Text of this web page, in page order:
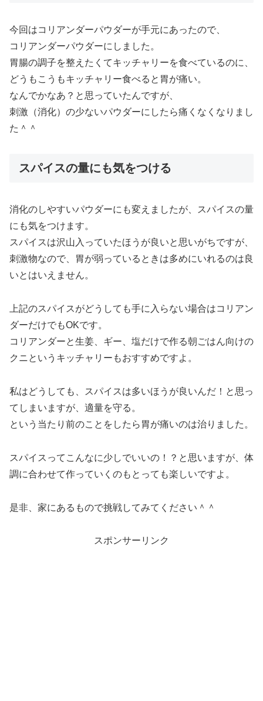
今回はコリアンダーパウダーが手元にあったので、
コリアンダーパウダーにしました。
胃腸の調子を整えたくてキッチャリーを食べているのに、
どうもこうもキッチャリー食べると胃が痛い。
なんでかなあ？と思っていたんですが、
刺激（消化）の少ないパウダーにしたら痛くなくなりまし
た＾＾
スパイスの量にも気をつける
消化のしやすいパウダーにも変えましたが、スパイスの量
にも気をつけます。
スパイスは沢山入っていたほうが良いと思いがちですが、
刺激物なので、胃が弱っているときは多めにいれるのは良
いとはいえません。
上記のスパイスがどうしても手に入らない場合はコリアン
ダーだけでもOKです。
コリアンダーと生姜、ギー、塩だけで作る朝ごはん向けの
クニというキッチャリーもおすすめですよ。
私はどうしても、スパイスは多いほうが良いんだ！と思っ
てしまいますが、適量を守る。
という当たり前のことをしたら胃が痛いのは治りました。
スパイスってこんなに少しでいいの！？と思いますが、体
調に合わせて作っていくのもとっても楽しいですよ。
是非、家にあるもので挑戦してみてください＾＾
スポンサーリンク